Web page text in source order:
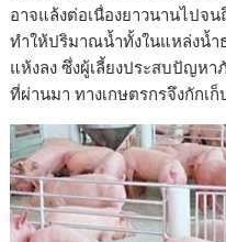
อาจแล้งต่อเนื่องยาวนานไปจ
ทำให้ปริมาณน้ำทั้งในแหล่งน้
แห้งลง ซึ่งผู้เลี้ยงประสบปัญห
ที่ผ่านมา ทางเกษตรกรจึงกักเ